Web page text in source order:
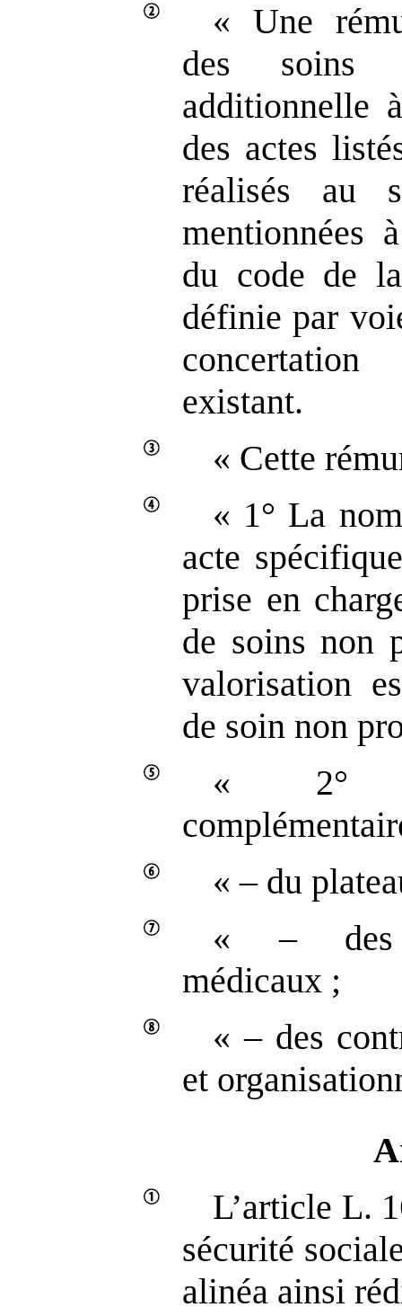
« Une
des soins
additionnelle
des actes
réalisés au
mentionnées
du code de
définie par
concertation
existant.
« Cette
« 1° La
acte
prise en
de soins non
valorisation
de soin non
« 2°
« – du
« – des
médicaux ;
« – des
et
L’article L.
sécurité
alinéa ainsi